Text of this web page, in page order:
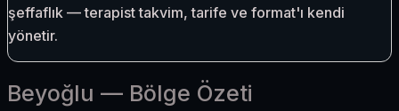
şeffaflık — terapist takvim, tarife ve format'ı kendi
yönetir.
Beyoğlu — Bölge Özeti